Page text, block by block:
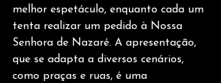
melhor espetáculo, enquanto cada um
tenta realizar um pedido à Nossa
Senhora de Nazaré. A apresentação,
que se adapta a diversos cenários,
como praças e ruas, é uma